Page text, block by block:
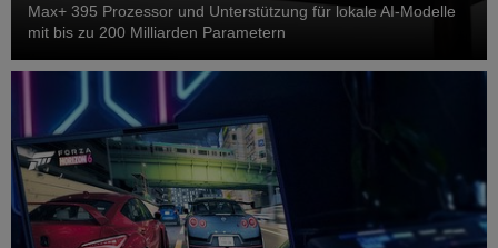
Max+ 395 Prozessor und Unterstützung für lokale AI-Modelle
mit bis zu 200 Milliarden Parametern